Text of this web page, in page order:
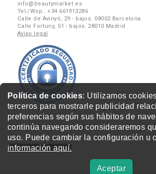
Política de cookies: Utilizamos
terceros para mostrarle publicidad
preferencias según sus hábitos de
continúa navegando consideraremos
uso. Puede cambiar la configuración u
información aquí.
Aceptar
info@beautymarket.es
Tel./Wsp.: +34 661913286
Calle de Avinyó, 29 - bajos. 08002 Barcelona
Calle Fortuny, 51 - bajos. 28010 Madrid
Aviso legal